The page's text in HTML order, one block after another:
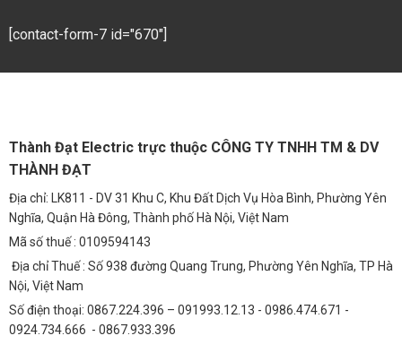
[contact-form-7 id="670"]
Thành Đạt Electric trực thuộc CÔNG TY TNHH TM & DV
THÀNH ĐẠT
Địa chỉ: LK811 - DV 31 Khu C, Khu Đất Dịch Vụ Hòa Bình, Phường Yên
Nghĩa, Quận Hà Đông, Thành phố Hà Nội, Việt Nam
Mã số thuế : 0109594143
Địa chỉ Thuế : Số 938 đường Quang Trung, Phường Yên Nghĩa, TP Hà
Nội, Việt Nam
Số điện thoại: 0867.224.396 – 091993.12.13 - 0986.474.671 -
0924.734.666 - 0867.933.396